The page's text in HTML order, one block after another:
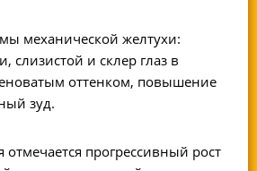
механической желтухи:
слизистой и склер глаз в
оттенком, повышение
зуд.
отмечается прогрессивный рост